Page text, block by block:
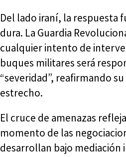
Del lado iraní, la respuesta
dura. La Guardia
cualquier intento de
buques militares será
“severidad”, reafirmando
estrecho.
El cruce de amenazas
momento de las
desarrollan bajo mediación